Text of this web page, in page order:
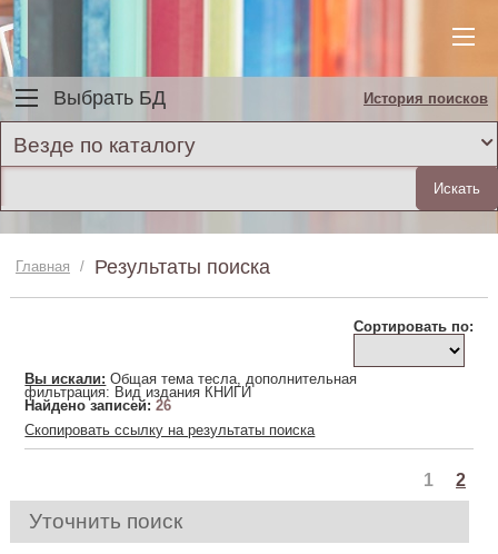
Выбрать БД История поисков
Везде по каталогу
Главная / Результаты поиска
Сортировать по:
Вы искали: Общая тема тесла, дополнительная
фильтрация: Вид издания КНИГИ
Найдено записей:26
Скопировать ссылку на результаты поиска
1 2
Уточнить поиск